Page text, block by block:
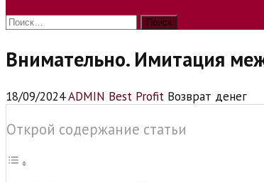
Найти:
Внимательно. Имитация
18/09/2024ADMIN Best Profit Возврат денег
Открой содержание статьи